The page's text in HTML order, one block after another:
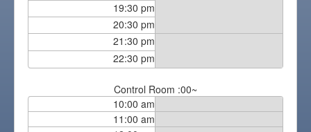
19:30 pm
20:30 pm
21:30 pm
22:30 pm
Control Room :00~
10:00 am
11:00 am